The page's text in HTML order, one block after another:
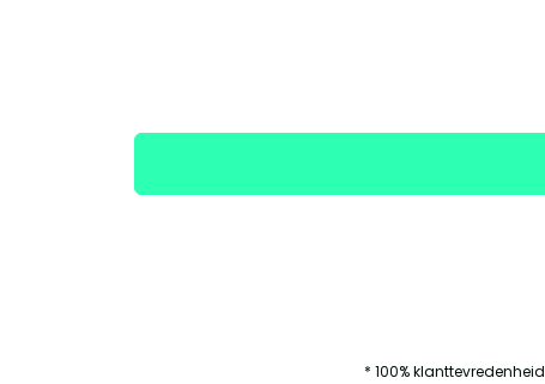
* 100% klanttevredenheid